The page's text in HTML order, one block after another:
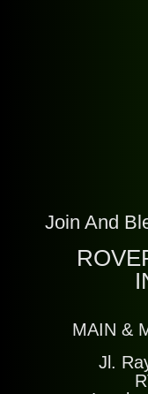
Join And
MAIN &
Jl.